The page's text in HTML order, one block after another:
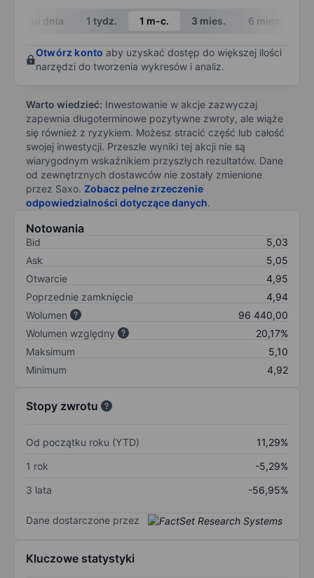
End of interactive chart.
W ciągu dnia 1 tydz. 1 m-c. 3 mies. 6 mies.
Otwórz konto aby uzyskać dostęp do większej ilości
narzędzi do tworzenia wykresów i analiz.
Warto wiedzieć: Inwestowanie w akcje zazwyczaj
zapewnia długoterminowe pozytywne zwroty, ale wiąże
się również z ryzykiem. Możesz stracić część lub całość
swojej inwestycji. Przeszłe wyniki tej akcji nie są
wiarygodnym wskaźnikiem przyszłych rezultatów. Dane
od zewnętrznych dostawców nie zostały zmienione
przez Saxo. Zobacz pełne zrzeczenie
odpowiedzialności dotyczące danych.
Notowania
Bid
5,03
Ask
5,05
Otwarcie
4,95
Poprzednie zamknięcie
4,94
Wolumen
96 440,00
Wolumen względny
20,17%
Maksimum
5,10
Minimum
4,92
Stopy zwrotu
Od początku roku (YTD)
11,29%
1 rok
-5,29%
3 lata
-56,95%
Dane dostarczone przez
Kluczowe statystyki